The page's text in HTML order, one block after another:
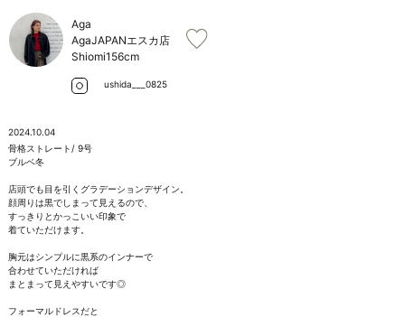
Aga
AgaJAPANエスカ店
Shiomi156cm
ushida___0825
2024.10.04
骨格ストレート/ 9号
ブルベ冬
店頭でも目を引くグラデーションデザイン。
顔周りは黒でしまって見えるので、
すっきりとかっこいい印象で
着ていただけます。
胸元はシンプルに黒系のインナーで
合わせていただければ
まとまって見えやすいです◎
フォーマルドレスだと